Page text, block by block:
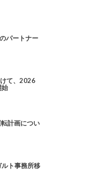
パートナー
て、2026
計画につい
ト事務所移